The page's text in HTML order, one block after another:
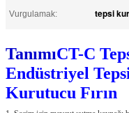
Vurgulamak:
tepsi
TanımıCT-C
Endüstriyel
Kurutucu Fırın